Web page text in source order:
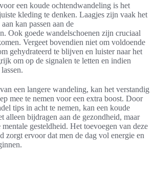
een koude ochtendwandeling is het
kleding te denken. Laagjes zijn vaak het
kan passen aan de
Ook goede wandelschoenen zijn cruciaal
Vergeet bovendien niet om voldoende
gehydrateerd te blijven en luister naar het
om op de signalen te letten en indien
een langere wandeling, kan het verstandig
mee te nemen voor een extra boost. Door
tips in acht te nemen, kan een koude
alleen bijdragen aan de gezondheid, maar
gesteldheid. Het toevoegen van deze
zorgt ervoor dat men de dag vol energie en